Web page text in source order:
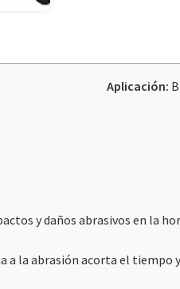
Aplicación:
y daños abrasivos en la
a la abrasión acorta el